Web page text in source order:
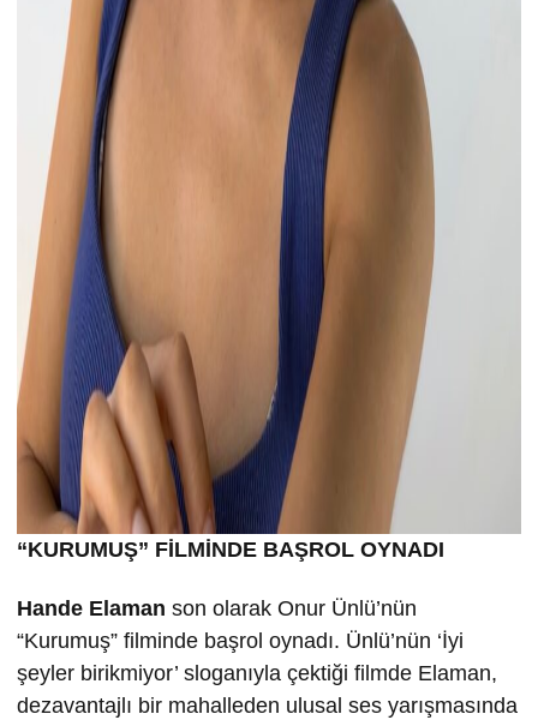
“KURUMUŞ” FİLMİNDE BAŞROL OYNADI
Hande Elaman son olarak Onur Ünlü’nün
“Kurumuş” filminde başrol oynadı. Ünlü’nün ‘İyi
şeyler birikmiyor’ sloganıyla çektiği filmde Elaman,
dezavantajlı bir mahalleden ulusal ses yarışmasında